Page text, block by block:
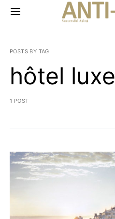
POSTS BY TAG
hôtel luxe
1 POST